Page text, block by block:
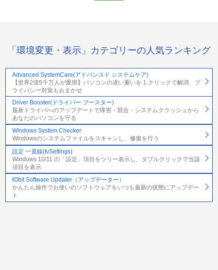
「環境変更・表示」カテゴリーの人気ランキング
Advanced SystemCare(アドバンスド システムケア)
【世界2億5千万人が愛用】パソコンの遅い重いを 1 クリックで解消、プ
ライバシー対策もおまかせ
Driver Booster(ドライバー ブースター)
最新ドライバへのアップデートで障害・競合・システムクラッシュから
あなたのパソコンを守る
Windows System Checker
Windowsのシステムファイルをスキャンし、修復を行う
設定 一直線(tvSettings)
Windows 10/11 の「設定」項目をツリー表示し、ダブルクリックで当該
項目を表示
IObit Software Updater（アップデーター）
かんたん操作でお使いのソフトウェアをいつも最新の状態にアップデー
ト